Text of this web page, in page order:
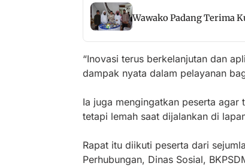
Wawako Padang Terima
“Inovasi terus berkelanjutan dan
dampak nyata dalam pelayanan
Ia juga mengingatkan peserta
tetapi lemah saat dijalankan di
Rapat itu diikuti peserta dari
Perhubungan, Dinas Sosial,